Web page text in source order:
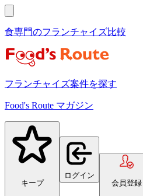
食専門のフランチャイズ比較
フランチャイズ案件を探す
Food's Route マガジン
キープ
ログイン
会員登録